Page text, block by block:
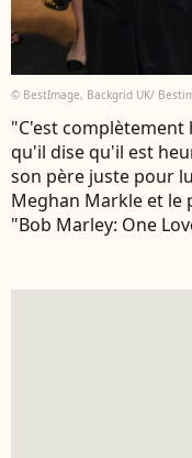
© BestImage, Backgrid UK/
"C'est complètement
qu'il dise qu'il est
son père juste pour
Meghan Markle et le
"Bob Marley: One